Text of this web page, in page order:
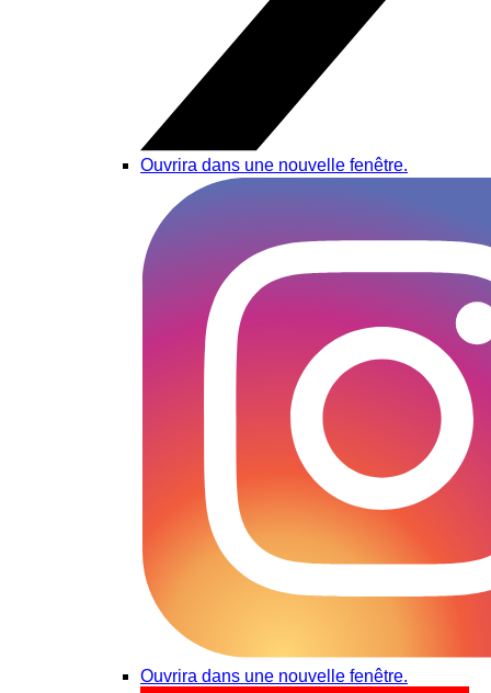
Ouvrira dans une nouvelle fenêtre.
Ouvrira dans une nouvelle fenêtre.